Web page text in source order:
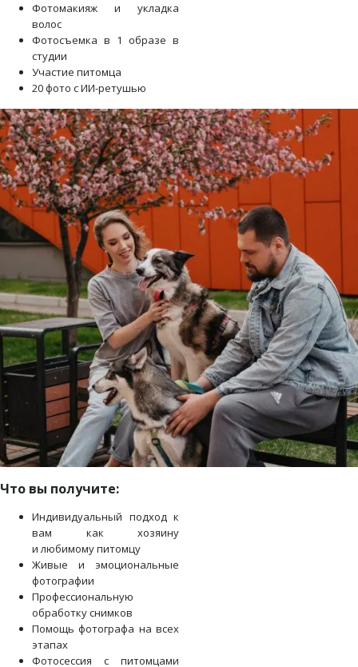
Фотомакияж и укладка
волос
Фотосъемка в 1 образе в
студии
Участие питомца
20 фото с ИИ-ретушью
Что вы получите:
Индивидуальный подход к
вам как хозяину
и любимому питомцу
Живые и эмоциональные
фотографии
Профессиональную
обработку снимков
Помощь фотографа на всех
этапах
Фотосессия с питомцами